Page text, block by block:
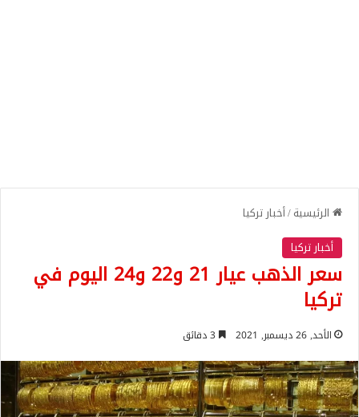
الرئيسية/أخبار تركيا
أخبار تركيا
سعر الذهب عيار 21 و22 و24 اليوم في
تركيا
الأحد, 26 ديسمبر, 2021